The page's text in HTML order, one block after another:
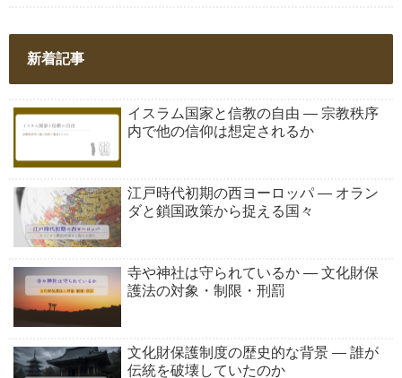
新着記事
イスラム国家と信教の自由 ― 宗教秩序
内で他の信仰は想定されるか
江戸時代初期の西ヨーロッパ ― オラン
ダと鎖国政策から捉える国々
寺や神社は守られているか ― 文化財保
護法の対象・制限・刑罰
文化財保護制度の歴史的な背景 ― 誰が
伝統を破壊していたのか